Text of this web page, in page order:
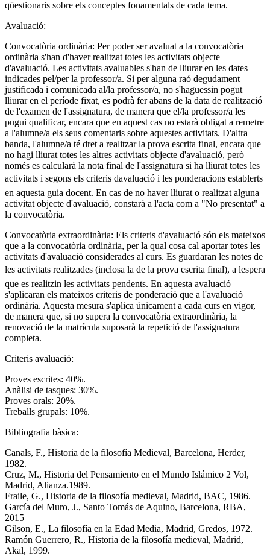
qüestionaris sobre els conceptes fonamentals de cada tema.
Avaluació:
Convocatòria ordinària: Per poder ser avaluat a la convocatòria
ordinària s'han d'haver realitzat totes les activitats objecte
d'avaluació. Les activitats avaluables s'han de lliurar en les dates
indicades pel/per la professor/a. Si per alguna raó degudament
justificada i comunicada al/la professor/a, no s'haguessin pogut
lliurar en el període fixat, es podrà fer abans de la data de realització
de l'examen de l'assignatura, de manera que el/la professor/a les
pugui qualificar, encara que en aquest cas no estarà obligat a remetre
a l'alumne/a els seus comentaris sobre aquestes activitats. D'altra
banda, l'alumne/a té dret a realitzar la prova escrita final, encara que
no hagi lliurat totes les altres activitats objecte d'avaluació, però
només es calcularà la nota final de l'assignatura si ha lliurat totes les
activitats i segons els criteris davaluació i les ponderacions establerts
en aquesta guia docent. En cas de no haver lliurat o realitzat alguna
activitat objecte d'avaluació, constarà a l'acta com a "No presentat" a
la convocatòria.
Convocatòria extraordinària: Els criteris d'avaluació són els mateixos
que a la convocatòria ordinària, per la qual cosa cal aportar totes les
activitats d'avaluació considerades al curs. Es guardaran les notes de
les activitats realitzades (inclosa la de la prova escrita final), a lespera
que es realitzin les activitats pendents. En aquesta avaluació
s'aplicaran els mateixos criteris de ponderació que a l'avaluació
ordinària. Aquesta mesura s'aplica únicament a cada curs en vigor,
de manera que, si no supera la convocatòria extraordinària, la
renovació de la matrícula suposarà la repetició de l'assignatura
completa.
Criteris avaluació:
Proves escrites: 40%.
Anàlisi de tasques: 30%.
Proves orals: 20%.
Treballs grupals: 10%.
Bibliografia bàsica:
Canals, F., Historia de la filosofía Medieval, Barcelona, Herder,
1982.
Cruz, M., Historia del Pensamiento en el Mundo Islámico 2 Vol,
Madrid, Alianza.1989.
Fraile, G., Historia de la filosofía medieval, Madrid, BAC, 1986.
García del Muro, J., Santo Tomás de Aquino, Barcelona, RBA,
2015
Gilson, E., La filosofía en la Edad Media, Madrid, Gredos, 1972.
Ramón Guerrero, R., Historia de la filosofía medieval, Madrid,
Akal, 1999.